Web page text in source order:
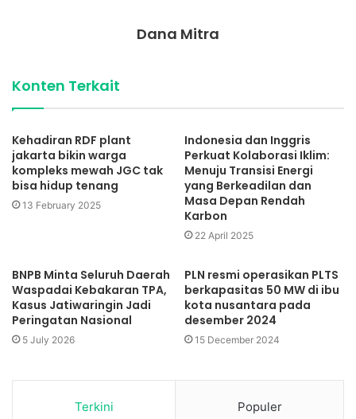
Dana Mitra
Konten Terkait
Kehadiran RDF plant
jakarta bikin warga
kompleks mewah JGC tak
bisa hidup tenang
13 February 2025
Indonesia dan Inggris
Perkuat Kolaborasi Iklim:
Menuju Transisi Energi
yang Berkeadilan dan
Masa Depan Rendah
Karbon
22 April 2025
BNPB Minta Seluruh Daerah
Waspadai Kebakaran TPA,
Kasus Jatiwaringin Jadi
Peringatan Nasional
5 July 2026
PLN resmi operasikan PLTS
berkapasitas 50 MW di ibu
kota nusantara pada
desember 2024
15 December 2024
Terkini Populer